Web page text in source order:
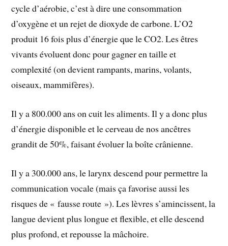
cycle d’aérobie, c’est à dire une consommation
d’oxygène et un rejet de dioxyde de carbone. L’O2
produit 16 fois plus d’énergie que le CO2. Les êtres
vivants évoluent donc pour gagner en taille et
complexité (on devient rampants, marins, volants,
oiseaux, mammifères).
Il y a 800.000 ans on cuit les aliments. Il y a donc plus
d’énergie disponible et le cerveau de nos ancêtres
grandit de 50%, faisant évoluer la boîte crânienne.
Il y a 300.000 ans, le larynx descend pour permettre la
communication vocale (mais ça favorise aussi les
risques de « fausse route »). Les lèvres s’amincissent, la
langue devient plus longue et flexible, et elle descend
plus profond, et repousse la mâchoire.